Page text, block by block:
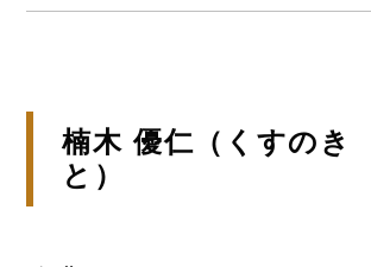
楠木 優仁（くすのき
と）